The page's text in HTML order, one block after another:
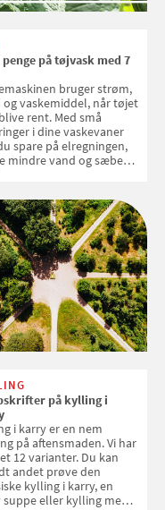
på tøjvask med 7
bruger strøm,
og vaskemiddel, når tøjet
rent. Med små
i dine vaskevaner
spare på elregningen,
mindre vand og sæbe
råd til at spare penge på
på kylling i
i karry er en nem
på aftensmaden. Vi har
12 varianter. Du kan
andet prøve den
kylling i karry, en
suppe eller kylling med